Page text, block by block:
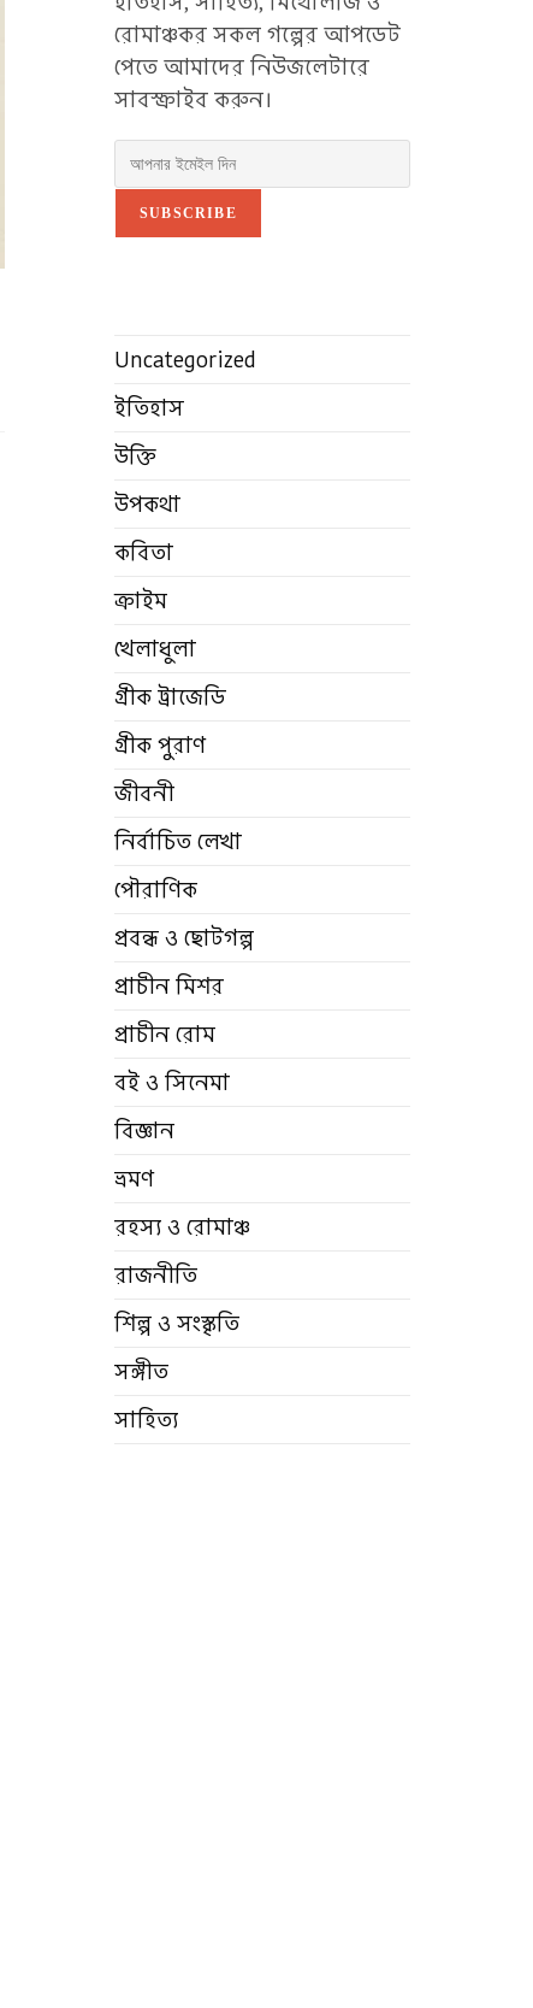
রোমাঞ্চকর সকল গল্পের আপডেট
পেতে আমাদের নিউজলেটারে
সাবস্ক্রাইব করুন।
SUBSCRIBE
Uncategorized
ইতিহাস
উক্তি
উপকথা
কবিতা
ক্রাইম
খেলাধুলা
গ্রীক ট্রাজেডি
গ্রীক পুরাণ
জীবনী
নির্বাচিত লেখা
পৌরাণিক
প্রবন্ধ ও ছোটগল্প
প্রাচীন মিশর
প্রাচীন রোম
বই ও সিনেমা
বিজ্ঞান
ভ্রমণ
রহস্য ও রোমাঞ্চ
রাজনীতি
শিল্প ও সংস্কৃতি
সঙ্গীত
সাহিত্য